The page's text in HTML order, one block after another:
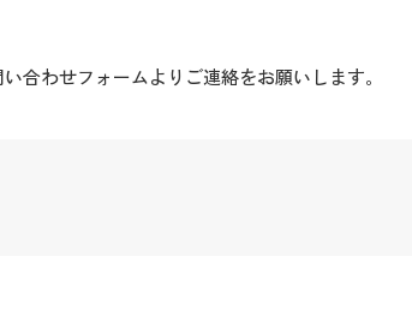
合わせフォームよりご連絡をお願いします。